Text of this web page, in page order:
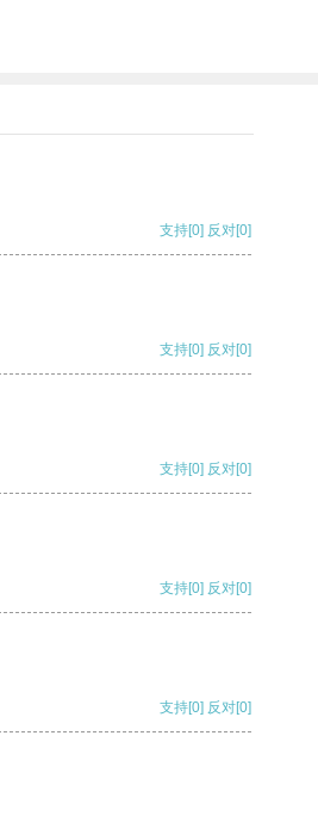
支持[0] 反对[0]
支持[0] 反对[0]
支持[0] 反对[0]
支持[0] 反对[0]
支持[0] 反对[0]